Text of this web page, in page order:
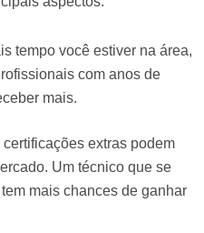
tempo você estiver na área,
com anos de
mais.
certificações extras podem
Um técnico que se
mais chances de ganhar